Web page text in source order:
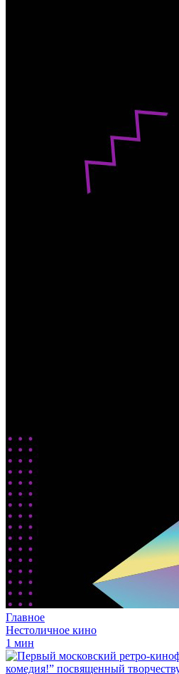
Главное
Нестоличное кино
1 мин